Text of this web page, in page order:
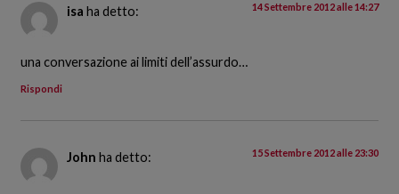
isa ha detto: 14 Settembre 2012 alle 14:27
una conversazione ai limiti dell’assurdo…
Rispondi
John ha detto: 15 Settembre 2012 alle 23:30